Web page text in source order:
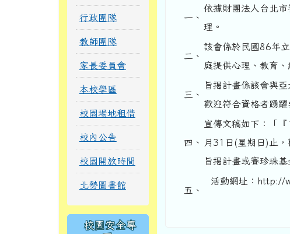
行政團隊
教師團隊
家長委員會
本校學區
校園場地租借
校內公告
校園開放時間
北勢圖書館
校園安全專
一、
依據財團法人台北
理。
二、
該會係於民國86年
庭提供心理、教育、
三、
旨揭計畫係該會與
歡迎符合資格者踴躍
四、
宣傳文稿如下：「
月31日(星期日)止
旨揭計畫或賽珍珠
五、
活動網址：